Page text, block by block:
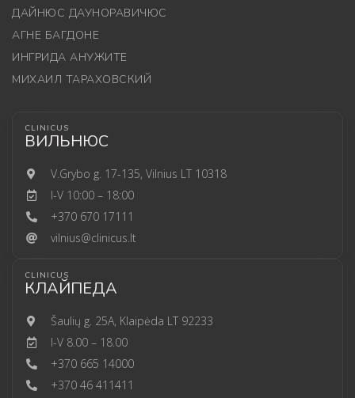
ДАЙНЮС ДАУНОРАВИЧЮС
АГНЕ БАГДОНЕ
ИНГРИДА АНУЖИТЕ
МИХАИЛ ТАРАХОВСКИЙ
CLINICUS
ВИЛЬНЮС
V.Grybo g. 17-135, Vilnius LT 10318
I-V 10:00 – 18:00
+370 670 17111
vilnius@clinicus.lt
CLINICUS
КЛАЙПЕДА
Šaulių g. 25A, Klaipėda LT 92233
I-V 8.00 – 18.00
+370 665 14000
+370 46 411411